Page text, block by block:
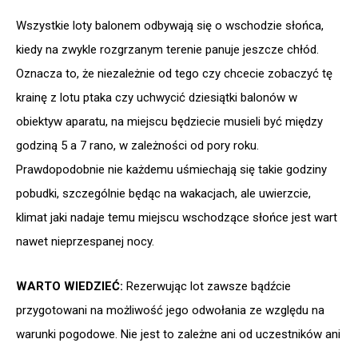
Wszystkie loty balonem odbywają się o wschodzie słońca,
kiedy na zwykle rozgrzanym terenie panuje jeszcze chłód.
Oznacza to, że niezależnie od tego czy chcecie zobaczyć tę
krainę z lotu ptaka czy uchwycić dziesiątki balonów w
obiektyw aparatu, na miejscu będziecie musieli być między
godziną 5 a 7 rano, w zależności od pory roku.
Prawdopodobnie nie każdemu uśmiechają się takie godziny
pobudki, szczególnie będąc na wakacjach, ale uwierzcie,
klimat jaki nadaje temu miejscu wschodzące słońce jest wart
nawet nieprzespanej nocy.
WARTO WIEDZIEĆ: Rezerwując lot zawsze bądźcie
przygotowani na możliwość jego odwołania ze względu na
warunki pogodowe. Nie jest to zależne ani od uczestników ani